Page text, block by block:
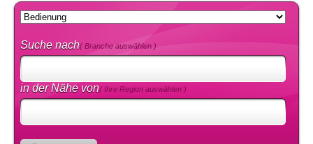
Suche nach( Branche auswählen )
in der Nähe von( Ihre Region auswählen )